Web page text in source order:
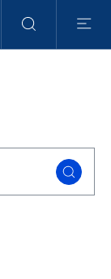
Search
Menu